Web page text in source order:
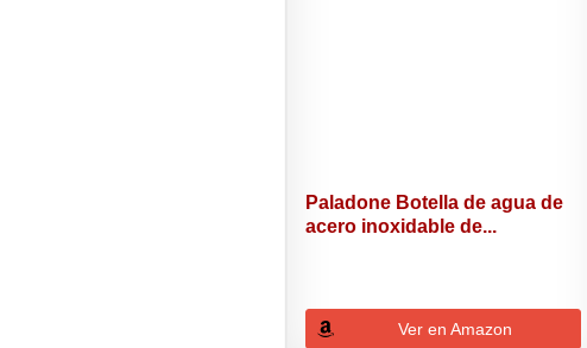
Paladone Botella de agua de
acero inoxidable de...
Ver en Amazon